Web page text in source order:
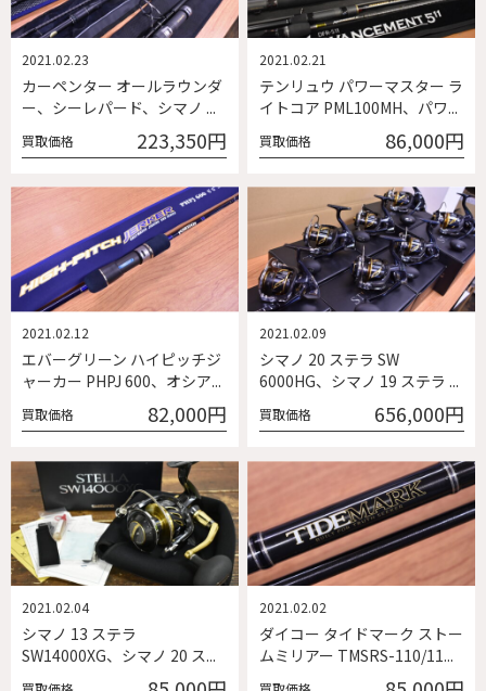
カーペンター オールラウンダ
ー、シーレパード、シマノ ...
2021.02.23
買取価格 223,350円
テンリュウ パワーマスター ラ
イトコア PML100MH、パワ...
2021.02.21
買取価格 86,000円
エバーグリーン ハイピッチジ
ャーカー PHPJ 600、オシア...
2021.02.12
買取価格 82,000円
シマノ 20 ステラ SW
6000HG、シマノ 19 ステラ ...
2021.02.09
買取価格 656,000円
シマノ 13 ステラ
SW14000XG、シマノ 20 ス...
2021.02.04
ダイコー タイドマーク ストー
ムミリアー TMSRS-110/11...
2021.02.02